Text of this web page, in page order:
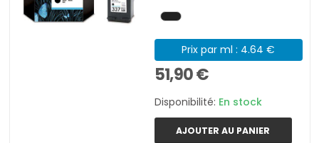
Prix par ml : 4.64 €
51,90 €
Disponibilité: En stock
AJOUTER AU PANIER